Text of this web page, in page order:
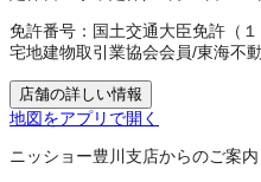
免許番号： 国土交通大臣免許（
宅地建物取引業協会会員/東海不
店舗の詳しい情報
地図をアプリで開く
ニッショー豊川支店からのご案内